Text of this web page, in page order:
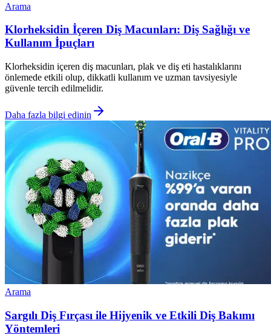
Arama
Klorheksidin İçeren Diş Macunları: Diş Sağlığı ve
Kullanım İpuçları
Klorheksidin içeren diş macunları, plak ve diş eti hastalıklarını
önlemede etkili olup, dikkatli kullanım ve uzman tavsiyesiyle
güvenle tercih edilmelidir.
Daha fazla bilgi edinin
Arama
Sargılı Diş Fırçası ile Hijyenik ve Etkili Diş Bakımı
Yöntemleri